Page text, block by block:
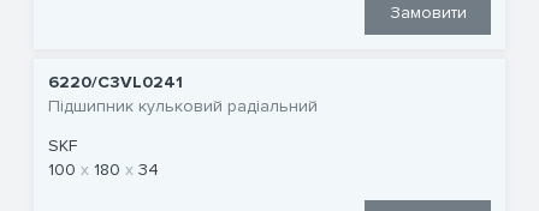
Замовити
6220/C3VL0241
Підшипник кульковий радіальний
SKF
100
180 34